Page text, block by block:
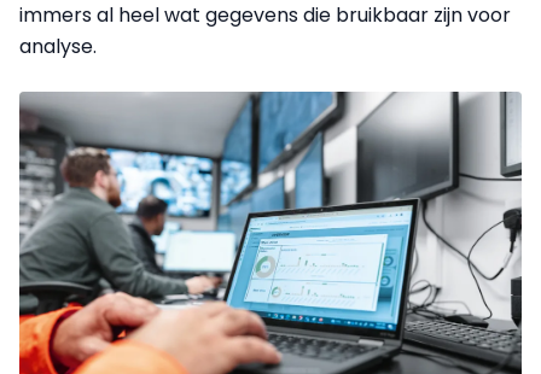
immers al heel wat gegevens die bruikbaar zijn voor
analyse.